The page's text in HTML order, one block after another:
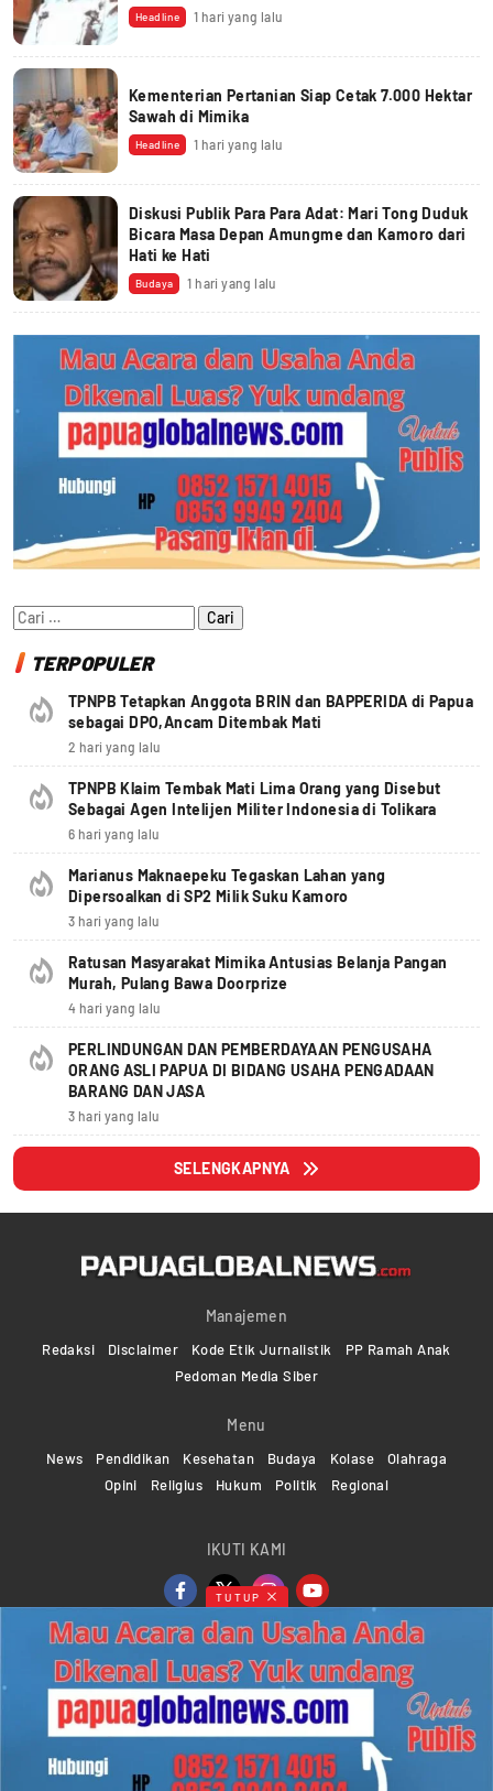
Headline 1 hari yang lalu
Kementerian Pertanian Siap Cetak 7.000 Hektar
Sawah di Mimika
Headline 1 hari yang lalu
Diskusi Publik Para Para Adat: Mari Tong Duduk
Bicara Masa Depan Amungme dan Kamoro dari
Hati ke Hati
Budaya 1 hari yang lalu
Cari
untuk:
TERPOPULER
TPNPB Tetapkan Anggota BRIN dan BAPPERIDA di Papua
sebagai DPO,Ancam Ditembak Mati
2 hari yang lalu
TPNPB Klaim Tembak Mati Lima Orang yang Disebut
Sebagai Agen Intelijen Militer Indonesia di Tolikara
6 hari yang lalu
Marianus Maknaepeku Tegaskan Lahan yang
Dipersoalkan di SP2 Milik Suku Kamoro
3 hari yang lalu
Ratusan Masyarakat Mimika Antusias Belanja Pangan
Murah, Pulang Bawa Doorprize
4 hari yang lalu
PERLINDUNGAN DAN PEMBERDAYAAN PENGUSAHA
ORANG ASLI PAPUA DI BIDANG USAHA PENGADAAN
BARANG DAN JASA
3 hari yang lalu
SELENGKAPNYA
Manajemen
Redaksi Disclaimer Kode Etik Jurnalistik
PP Ramah Anak
Pedoman Media Siber
Menu
News Pendidikan Kesehatan Budaya Kolase
Olahraga
Opini
Religius Hukum Politik Regional
IKUTI KAMI
Copyright ©2024-2026 Papuaglobalnews.com | All rights
reserved
Web Developer Powered byKMGNetwork
TUTUP